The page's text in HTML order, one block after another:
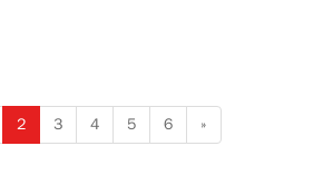
2 3 4 5 6 »